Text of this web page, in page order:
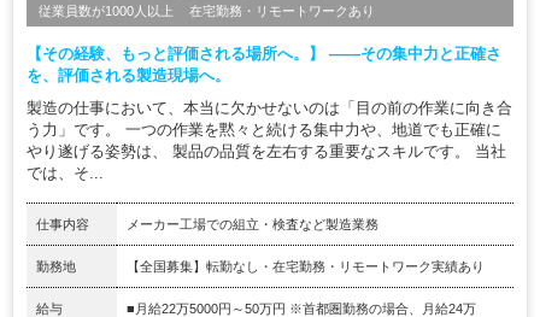
従業員数が1000人以上
在宅勤務・リモートワークあり
【その経験、もっと評価される場所へ。】 ――その集中力と正確さ
を、評価される製造現場へ。
製造の仕事において、本当に欠かせないのは「目の前の作業に向き合
う力」です。 一つの作業を黙々と続ける集中力や、地道でも正確に
やり遂げる姿勢は、 製品の品質を左右する重要なスキルです。 当社
では、そ...
仕事内容 メーカー工場での組立・検査など製造業務
勤務地 【全国募集】転勤なし・在宅勤務・リモートワーク実績あり
給与
■月給22万5000円～50万円 ※首都圏勤務の場合、月給24万